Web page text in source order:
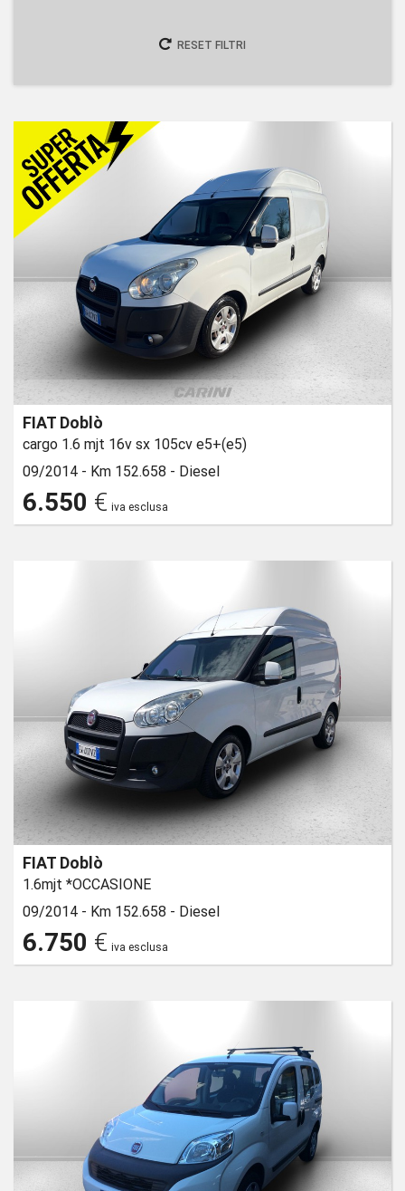
RESET FILTRI
FIAT Doblò
cargo 1.6 mjt 16v sx 105cv e5+(e5)
09/2014 - Km 152.658 - Diesel
6.550 € iva esclusa
FIAT Doblò
1.6mjt *OCCASIONE
09/2014 - Km 152.658 - Diesel
6.750 € iva esclusa